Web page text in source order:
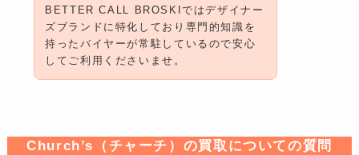
BETTER CALL BROSKIではデザイナー
ズブランドに特化しており専門的知識を
持ったバイヤーが常駐しているので安心
してご利用くださいませ。
Church’s（チャーチ）の買取についての質問